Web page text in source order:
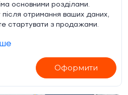
основними розділами.
отримання ваших даних,
стартувати з продажами.
Оформити